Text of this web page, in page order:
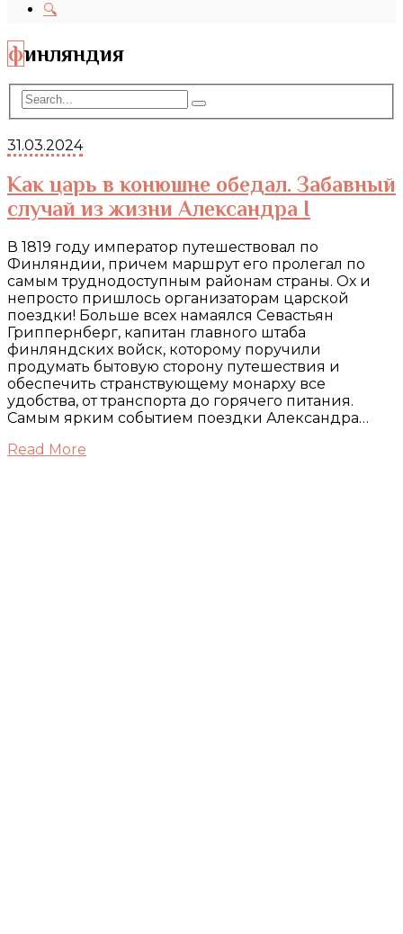
🔍
финляндия
31.03.2024
Как царь в конюшне обедал. Забавный
случай из жизни Александра I
В 1819 году император путешествовал по
Финляндии, причем маршрут его пролегал по
самым труднодоступным районам страны. Ох и
непросто пришлось организаторам царской
поездки! Больше всех намаялся Севастьян
Гриппернберг, капитан главного штаба
финляндских войск, которому поручили
продумать бытовую сторону путешествия и
обеспечить странствующему монарху все
удобства, от транспорта до горячего питания.
Самым ярким событием поездки Александра…
Read More